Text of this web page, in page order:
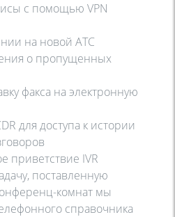
с помощью VPN
на новой АТС
о пропущенных
факса на электронную
для доступа к истории
приветствие IVR
поставленную
комнат мы
справочника